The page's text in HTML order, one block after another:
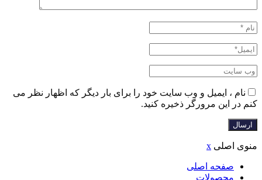
نام ، ایمیل و وب سایت خود را برای بار دیگر که اظهار نظر می
کنم در این مرورگر ذخیره کنید.
منوی اصلی x
صفحه اصلی
محصولات